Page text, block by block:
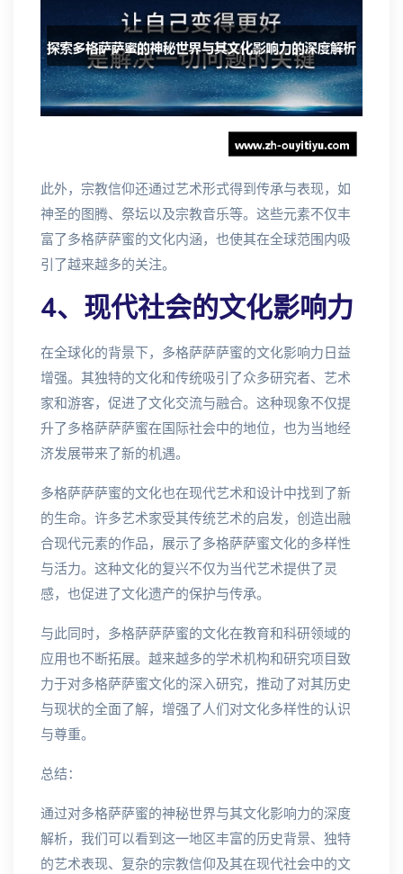
此外，宗教信仰还通过艺术形式得到传承与表现，如
神圣的图腾、祭坛以及宗教音乐等。这些元素不仅丰
富了多格萨萨蜜的文化内涵，也使其在全球范围内吸
引了越来越多的关注。
4、现代社会的文化影响力
在全球化的背景下，多格萨萨萨蜜的文化影响力日益
增强。其独特的文化和传统吸引了众多研究者、艺术
家和游客，促进了文化交流与融合。这种现象不仅提
升了多格萨萨萨蜜在国际社会中的地位，也为当地经
济发展带来了新的机遇。
多格萨萨萨蜜的文化也在现代艺术和设计中找到了新
的生命。许多艺术家受其传统艺术的启发，创造出融
合现代元素的作品，展示了多格萨萨蜜文化的多样性
与活力。这种文化的复兴不仅为当代艺术提供了灵
感，也促进了文化遗产的保护与传承。
与此同时，多格萨萨萨蜜的文化在教育和科研领域的
应用也不断拓展。越来越多的学术机构和研究项目致
力于对多格萨萨蜜文化的深入研究，推动了对其历史
与现状的全面了解，增强了人们对文化多样性的认识
与尊重。
总结：
通过对多格萨萨蜜的神秘世界与其文化影响力的深度
解析，我们可以看到这一地区丰富的历史背景、独特
的艺术表现、复杂的宗教信仰及其在现代社会中的文